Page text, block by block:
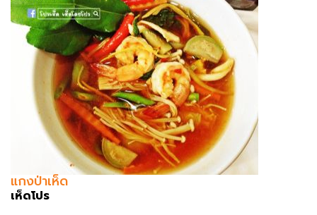
แกงป่าเห็ด
เห็ดโปร